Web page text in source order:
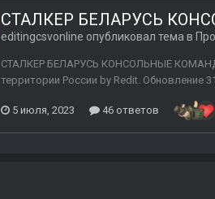
СТАЛКЕР БЕЛАРУСЬ
editingcsvonline опубликовал тема в
СТАЛКЕР БЕЛАРУСЬ КОНСОЛЬНЫЕ КОМАНДЫ
территории России by Redit. Обновление
5 июля, 2023 46 ответов